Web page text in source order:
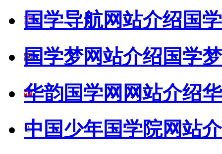
国学导航网站介绍国
国学梦网站介绍国学梦
华韵国学网网站介绍
中国少年国学院网站